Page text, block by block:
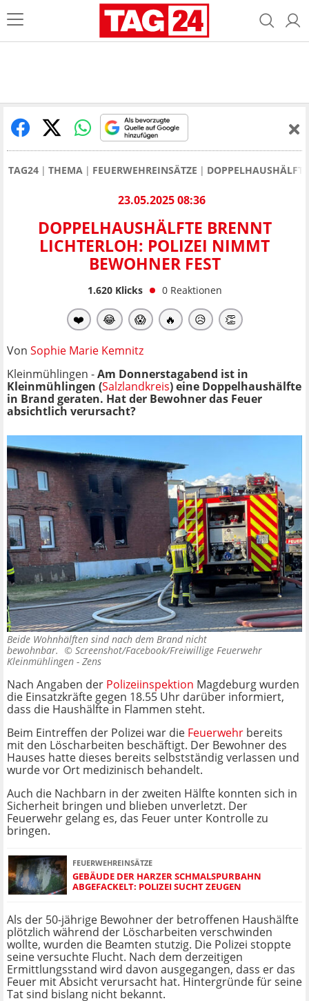
TAG24 THEMA FEUERWEHREINSÄTZE
23.05.2025 08:36
DOPPELHAUSHÄLFTE BRENNT
LICHTERLOH: POLIZEI NIMMT
BEWOHNER FEST
1.620Klicks 0 Reaktionen
❤️ 😂 😱 🔥 😥 👏
Von Sophie Marie Kemnitz
Kleinmühlingen -Am Donnerstagabend ist in
Kleinmühlingen (Salzlandkreis) eine Doppelhaushälfte
in Brand geraten. Hat der Bewohner das Feuer
absichtlich verursacht?
Beide Wohnhälften sind nach dem Brand nicht
bewohnbar. © Screenshot/Facebook/Freiwillige Feuerwehr
Kleinmühlingen - Zens
Nach Angaben der Polizeiinspektion Magdeburg wurden
die Einsatzkräfte gegen 18.55 Uhr darüber informiert,
dass die Haushälfte in Flammen steht.
Beim Eintreffen der Polizei war die Feuerwehr bereits
mit den Löscharbeiten beschäftigt. Der Bewohner des
Hauses hatte dieses bereits selbstständig verlassen und
wurde vor Ort medizinisch behandelt.
Auch die Nachbarn in der zweiten Hälfte konnten sich in
Sicherheit bringen und blieben unverletzt. Der
Feuerwehr gelang es, das Feuer unter Kontrolle zu
bringen.
FEUERWEHREINSÄTZE
GEBÄUDE DER HARZER SCHMALSPURBAHN
ABGEFACKELT: POLIZEI SUCHT ZEUGEN
Als der 50-jährige Bewohner der betroffenen Haushälfte
plötzlich während der Löscharbeiten verschwinden
wollte, wurden die Beamten stutzig. Die Polizei stoppte
seine versuchte Flucht. Nach dem derzeitigen
Ermittlungsstand wird davon ausgegangen, dass er das
Feuer mit Absicht verursacht hat. Hintergründe für seine
Tat sind bislang nicht bekannt.